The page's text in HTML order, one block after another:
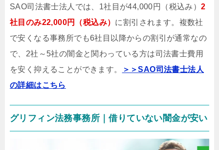
SAO司法書士法人では、1社目が44,000円（税込み）2
社目のみ22,000円（税込み） に割引されます。複数社
で安くなる事務所でも6社目以降からの割引が通常なの
で、2社～5社の闇金と関わっている方は司法書士費用
を安く抑えることができます。
＞＞SAO司法書士法人
の詳細はこちら
グリフィン法務事務所｜借りていない闇金が安い